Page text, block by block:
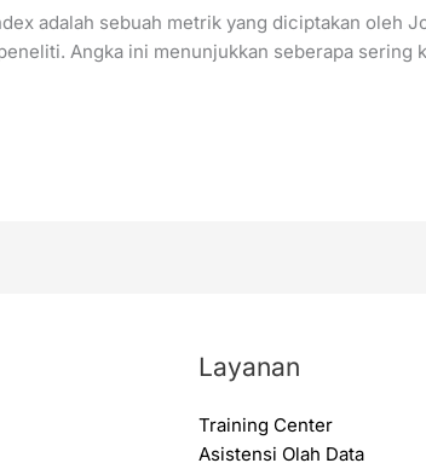
adalah sebuah metrik yang diciptakan
Angka ini menunjukkan seberapa
Layanan
Training Center
Asistensi Olah Data